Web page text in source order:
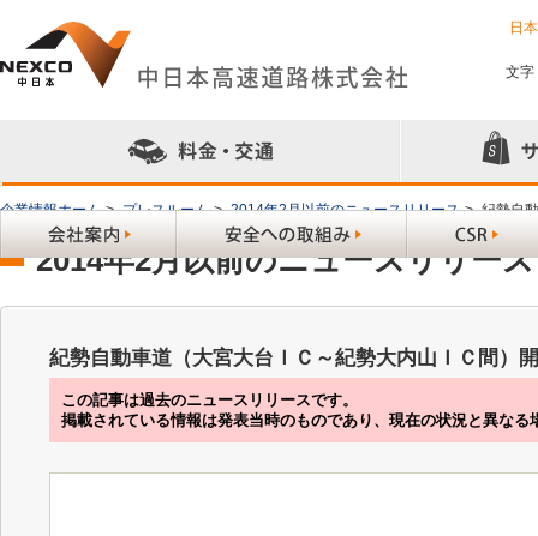
日
文字
企業情報ホーム > プレスルーム > 2014年2月以前のニュースリリース > 紀勢自
2014年2月以前のニュースリリース
紀勢自動車道（大宮大台ＩＣ～紀勢大内山ＩＣ間）
この記事は過去のニュースリリースです。
掲載されている情報は発表当時のものであり、現在の状況と異なる